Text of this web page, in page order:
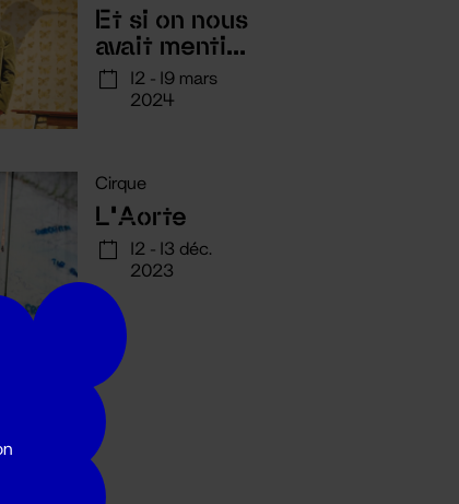
Et si on nous
avait menti...
12 - 19 mars
2024
Cirque
L'Aorte
12 - 13 déc.
2023